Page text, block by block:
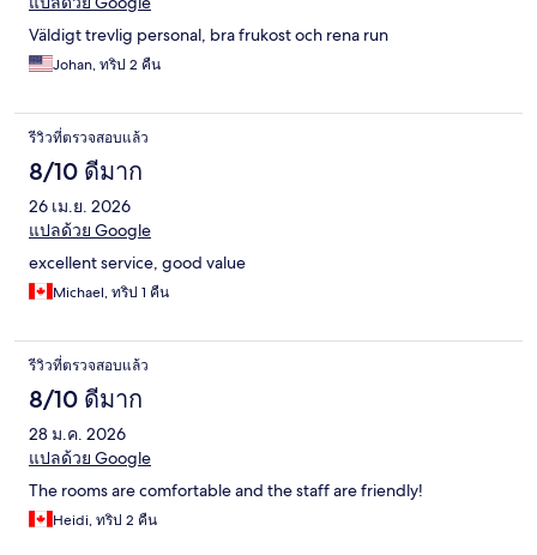
Väldigt trevlig personal, bra frukost och rena run
Johan, ทริป 2 คืน
รีวิวที่ตรวจสอบแล้ว
8/10 ดีมาก
26 เม.ย. 2026
แปลด้วย Google
excellent service, good value
Michael, ทริป 1 คืน
รีวิวที่ตรวจสอบแล้ว
8/10 ดีมาก
28 ม.ค. 2026
แปลด้วย Google
The rooms are comfortable and the staff are friendly!
Heidi, ทริป 2 คืน